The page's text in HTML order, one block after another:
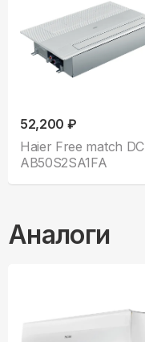
52,200 ₽
Haier Free match DC
AB50S2SA1FA
Аналоги